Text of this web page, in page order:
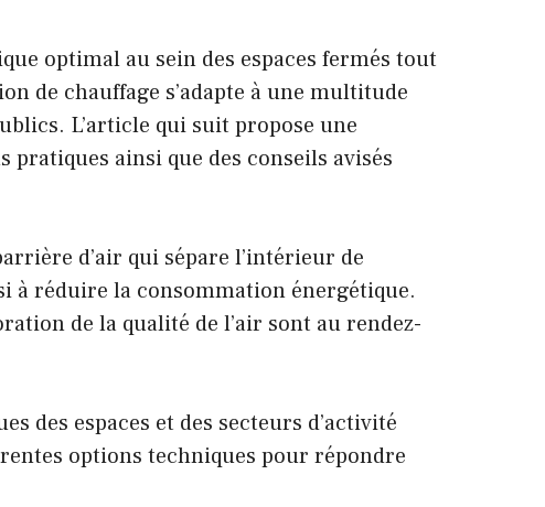
optimal au sein des espaces fermés tout
de chauffage s’adapte à une multitude
L’article qui suit propose une
ainsi que des conseils avisés
d’air qui sépare l’intérieur de
à réduire la consommation énergétique.
de la qualité de l’air sont au rendez-
des espaces et des secteurs d’activité
options techniques pour répondre